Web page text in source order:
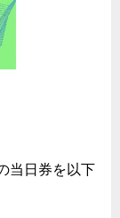
当日券を以下